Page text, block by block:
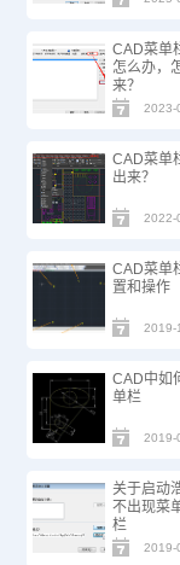
CAD菜单
怎么办，
来？
2023-
CAD菜单
出来？
2022-
CAD菜单
置和操作
2019-
CAD中如
单栏
2019-
关于启动
不出现菜
栏
2019-